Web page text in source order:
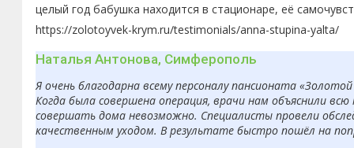
целый год бабушка находится в стационаре, её
https://zolotoyvek-krym.ru/testimonials/anna-stupina-yalta/
Наталья Антонова, Симферополь
Я очень благодарна всему персоналу пансионата
Когда была совершена операция, врачи нам объяснили
совершать дома невозможно. Специалисты провели
качественным уходом. В результате быстро пошёл на